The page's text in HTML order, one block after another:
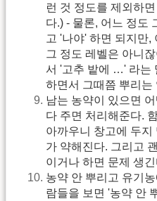
런 것 정도를 제외하
다.) - 물론, 어느 정도
고 '나야' 하면 되지만,
그 정도 레벨은 아니
서 '고추 밭에 …' 라는
하면서 그때쯤 뿌리는
남는 농약이 있으면
다 주면 처리해준다.
아까우니 창고에 두
가 약해진다. 그리고
이거나 하면 문제 생긴
농약 안 뿌리고 유기
람들을 보면 '농약 안